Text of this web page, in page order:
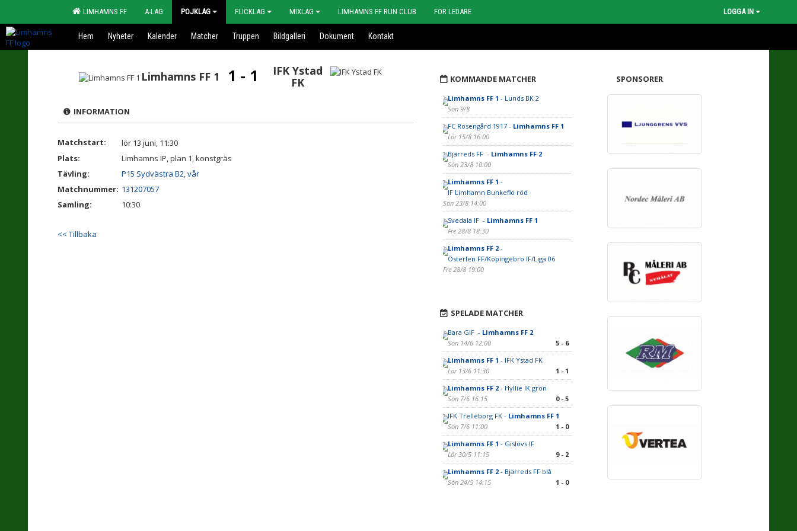
LIMHAMNS FF A-LAG POJKLAG FLICKLAG MIXLAG LIMHAMNS FF RUN CLUB FÖR LEDARE LOGGA IN
Hem Nyheter Kalender Matcher Truppen Bildgalleri Dokument Kontakt
Limhamns FF 1 1 - 1
IFK Ystad
FK
INFORMATION
Matchstart:
lör 13 juni, 11:30
Plats:
Limhamns IP, plan 1, konstgräs
Tävling:
P15 Sydvästra B2, vår
Matchnummer: 131207057
Samling:
10:30
<< Tillbaka
KOMMANDE MATCHER
Limhamns FF 1 - Lunds BK 2
Sön 9/8
FC Rosengård 1917 - Limhamns FF 1
Lör 15/8 16:00
Bjärreds FF - Limhamns FF 2
Sön 23/8 10:00
Limhamns FF 1 -
IF Limhamn Bunkeflo röd
Sön 23/8 14:00
Svedala IF - Limhamns FF 1
Fre 28/8 18:30
Limhamns FF 2-
Österlen FF/Köpingebro IF/Liga 06
Fre 28/8 19:00
SPELADE MATCHER
Bara GIF - Limhamns FF 2
Sön 14/6 12:00
5 - 6
Limhamns FF 1 - IFK Ystad FK
Lör 13/6 11:30
1 - 1
Limhamns FF 2- Hyllie IK grön
Sön 7/6 16:15
0 - 5
IFK Trelleborg FK - Limhamns FF 1
Sön 7/6 11:00
1 - 0
Limhamns FF 1 - Gislövs IF
Lör 30/5 11:15
9 - 2
Limhamns FF 2- Bjärreds FF blå
Sön 24/5 14:15
1 - 0
SPONSORER